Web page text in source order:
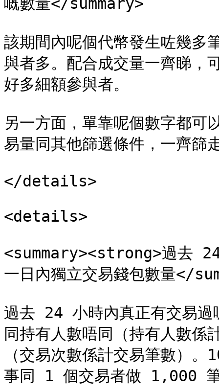
該期間內呢個代幣發生咗幾多
與者多。配合成交量一齊睇，
好多細額參與者。
另一方面，單靠呢個數字都
易量同其他篩選條件，一齊篩
</details>
<details>
<summary><strong>過去
一日內獨立交易錢包數量</
過去 24 小時內真正有交易過
同持有人數唔同（持有人數係
（交易次數係計交易筆數）
事同 1 個交易者做 1,000 筆